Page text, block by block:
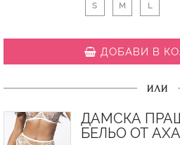
S M L
ДОБАВИ В
ИЛИ
ДАМСКА
БЕЛЬО ОТ